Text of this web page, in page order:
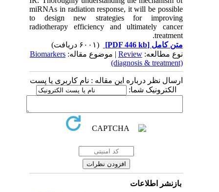
miRNAs in radiation response, it will be possible
to design new strategies for improving
radiotherapy efficiency and ultimately cancer
treatment.
متن کامل[PDF 446 kb]
نوع مطالعه:Review| موضوع مقاله:Biomarkers
(diagnosis & treatment)
ارسال نظر درباره این مقاله : نام کاربری یا پست
الکترونیک شما:
بازنشر اطلاعات